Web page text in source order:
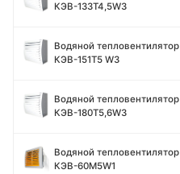
КЭВ-133Т4,5W3
Водяной тепловентилятор
КЭВ-151Т5 W3
Водяной тепловентилятор
КЭВ-180Т5,6W3
Водяной тепловентилятор
КЭВ-60M5W1